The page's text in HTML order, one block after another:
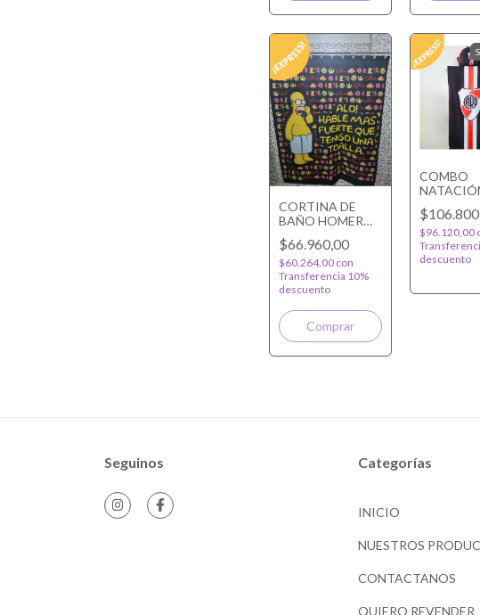
CORTINA DE
BAÑO HOMERO
SIMPSON
$66.960,00
$60.264,00 con
Transferencia 10%
descuento
COMBO
RIVER
$96.120,00
descuento
Seguinos Categorías
INICIO
NUESTROS
CONTACTANOS
QUIERO REVENDER